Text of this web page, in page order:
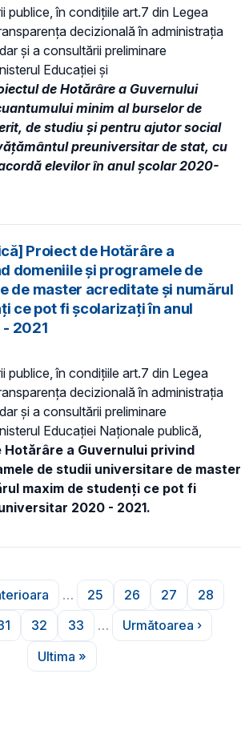
publice, în condiţiile art.7 din Legea
decizională în administraţia
și a consultării preliminare
Educaţiei și
deHotărâre a Guvernului
minim al burselor de
de studiu și pentru ajutor social
preuniversitar de stat, cu
elevilor în anul școlar 2020-
Proiect de Hotărâre a
domeniile şi programele de
de master acreditate şi numărul
ce pot fi şcolarizaţi în anul
2021
publice, în condiţiile art.7 din Legea
decizională în administraţia
și a consultării preliminare
Educației Naţionale publică,
Hotărâre a Guvernului privind
de studii universitare de master
maxim de studenţi ce pot fi
2020 - 2021.
Pagina anterioară
…
Pagina
25
Pagina
26
Pagina
27 28
PaginaPagina
32
Pagina
33 …
Pagina
Următoarea ›
Ultima pagină
Ultima »